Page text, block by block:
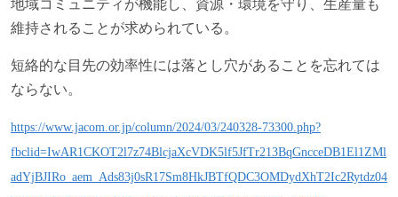
地域コミュニティが機能し、資源・環境を守り、生産量も
維持されることが求められている。
短絡的な目先の効率性には落とし穴があることを忘れては
ならない。
https://www.jacom.or.jp/column/2024/03/240328-73300.php?
fbclid=IwAR1CKOT2l7z74BlcjaXcVDK5lf5JfTr213BqGncceDB1El1ZMl
adYjBJIRo_aem_Ads83j0sR17Sm8HkJBTfQDC3OMDydXhT2Ic2Rytdz04